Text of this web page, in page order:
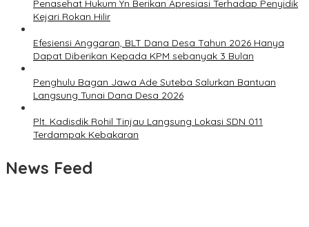
Penasehat Hukum Yn Berikan Apresiasi Terhadap Penyidik
Kejari Rokan Hilir
Efesiensi Anggaran, BLT Dana Desa Tahun 2026 Hanya
Dapat Diberikan Kepada KPM sebanyak 3 Bulan
Penghulu Bagan Jawa Ade Suteba Salurkan Bantuan
Langsung Tunai Dana Desa 2026
Plt. Kadisdik Rohil Tinjau Langsung Lokasi SDN 011
Terdampak Kebakaran
News Feed